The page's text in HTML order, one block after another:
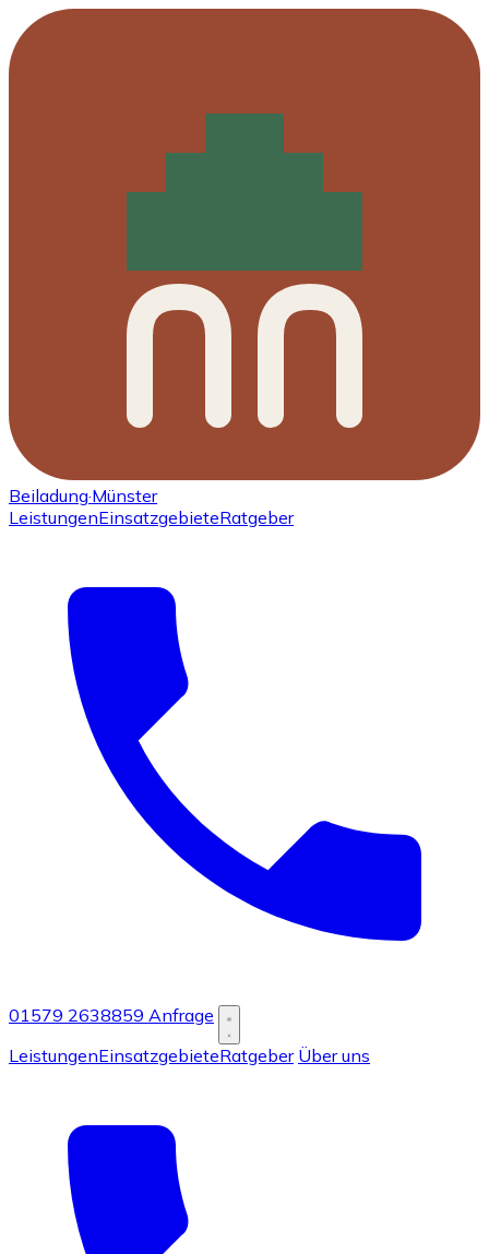
Beiladung·Münster
LeistungenEinsatzgebieteRatgeber
01579 2638859 Anfrage
LeistungenEinsatzgebieteRatgeber Über uns